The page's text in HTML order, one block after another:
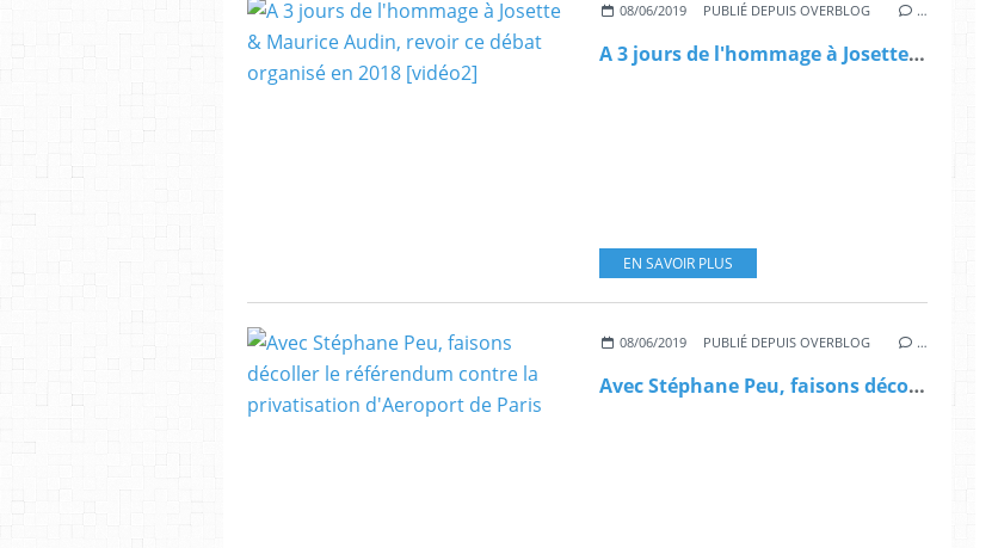
08/06/2019 PUBLIÉ DEPUIS OVERBLOG …
A 3 jours de l'hommage à Josette & Maurice Audin, revoir ce débat organisé en 2018 [vidéo2]
EN SAVOIR PLUS
08/06/2019 PUBLIÉ DEPUIS OVERBLOG …
Avec Stéphane Peu, faisons décoller le référendum contre la privatisation d'Aeroport de Paris